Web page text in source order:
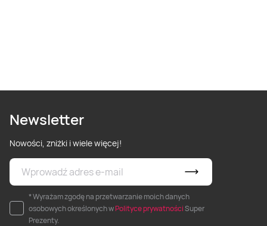
Newsletter
Nowości, zniżki i wiele więcej!
* Wyrażam zgodę na przetwarzanie moich danych
osobowych określonych wPolityce prywatnościSuper
Prezenty.